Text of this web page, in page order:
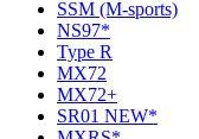
SSM (M-sports)
NS97*
Type R
MX72
MX72+
SR01 NEW*